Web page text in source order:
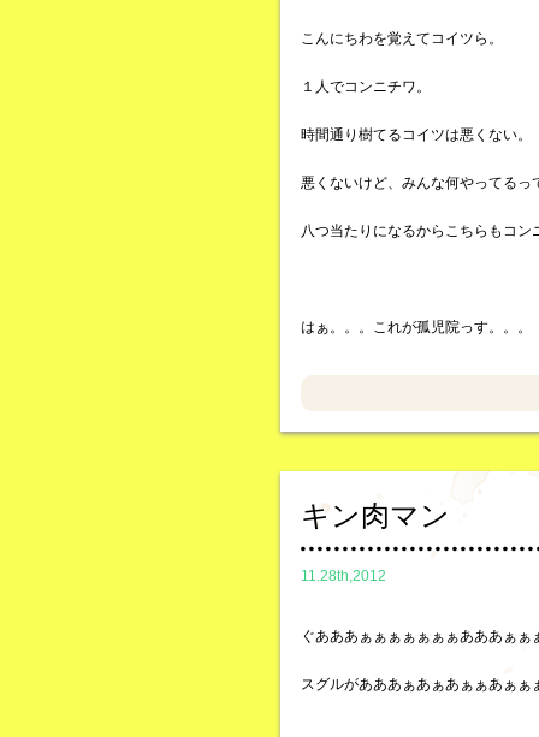
こんにちわを覚えてコイツら。
１人でコンニチワ。
時間通り樹てるコイツは悪くない。
悪くないけど、みんな何やってるっ
八つ当たりになるからこちらもコン
はぁ。。。これが孤児院っす。。。
キン肉マン
11.28th,2012
ぐあああぁぁぁぁぁぁぁあああぁぁ
スグルがあああぁあぁあぁぁあぁぁ